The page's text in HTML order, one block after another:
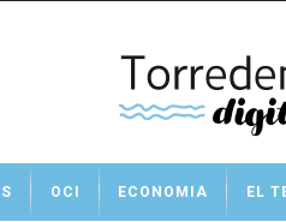
OCI ECONOMIA EL